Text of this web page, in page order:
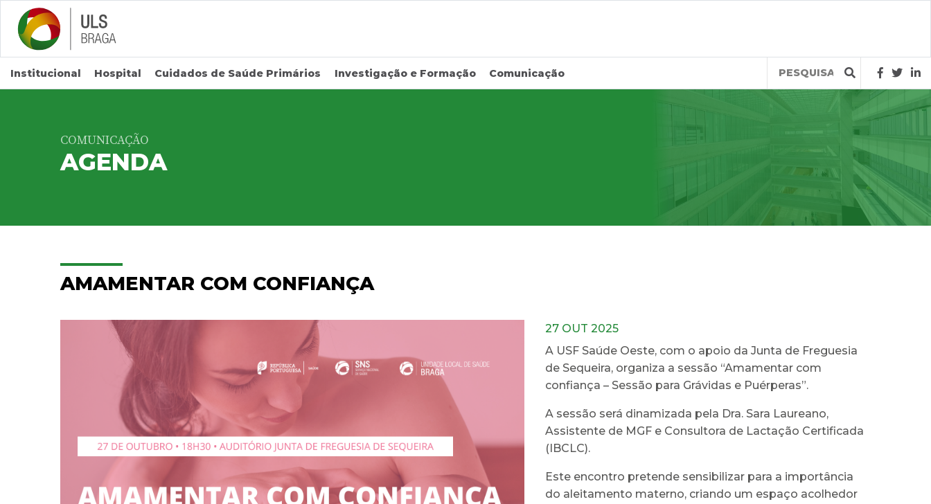
Saltar para conteúdo principal
Institucional Hospital Cuidados de Saúde Primários Investigação e Formação Comunicação
Query
COMUNICAÇÃO
AGENDA
AMAMENTAR COM CONFIANÇA
27 OUT 2025
A USF Saúde Oeste, com o apoio da Junta de Freguesia
de Sequeira, organiza a sessão “Amamentar com
confiança – Sessão para Grávidas e Puérperas”.
A sessão será dinamizada pela Dra. Sara Laureano,
Assistente de MGF e Consultora de Lactação Certificada
(IBCLC).
Este encontro pretende sensibilizar para a importância
do aleitamento materno, criando um espaço acolhedor